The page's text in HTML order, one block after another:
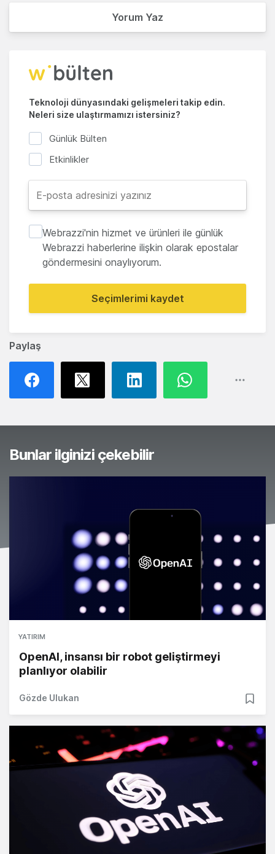
Paylaş
Yorum Yaz
Teknoloji dünyasındaki gelişmeleri takip edin.
Neleri size ulaştırmamızı istersiniz?
Günlük Bülten
Etkinlikler
Webrazzi'nin hizmet ve ürünleri ile günlük
Webrazzi haberlerine ilişkin olarak epostalar
göndermesini onaylıyorum.
Seçimlerimi kaydet
Bunlar ilginizi çekebilir
YATIRIM
OpenAI, insansı bir robot geliştirmeyi
planlıyor olabilir
Gözde Ulukan